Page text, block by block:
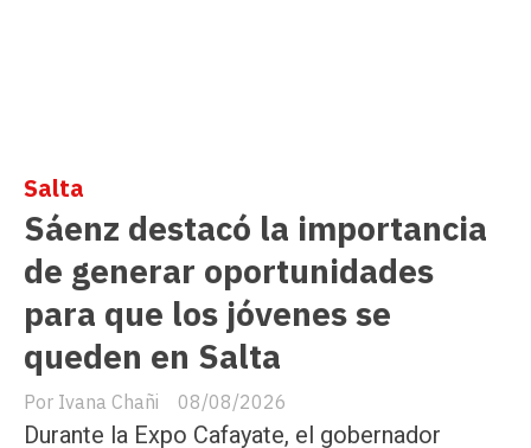
Sáenz destacó la importancia
de generar oportunidades
para que los jóvenes se
queden en Salta
Ivana Chañi
Salta
08/08/2026
Durante la Expo Cafayate, el gobernador